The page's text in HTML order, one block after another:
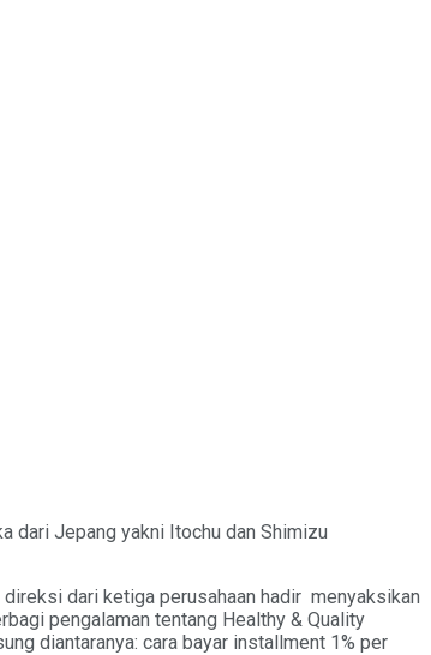
dari Jepang yakni Itochu dan Shimizu
dari ketiga perusahaan hadir menyaksikan
pengalaman tentang Healthy & Quality
diantaranya: cara bayar installment 1% per